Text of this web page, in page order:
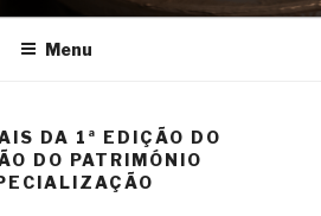
Menu
DA 1ª EDIÇÃO DO
DO PATRIMÓNIO